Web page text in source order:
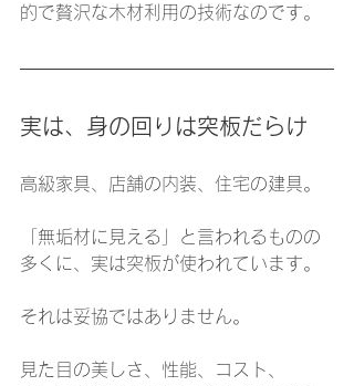
的で贅沢な木材利用の技術なのです。
実は、身の回りは突板だらけ
高級家具、店舗の内装、住宅の建具。
「無垢材に見える」と言われるものの
多くに、実は突板が使われています。
それは妥協ではありません。
見た目の美しさ、性能、コスト、